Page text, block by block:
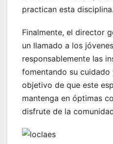
practican esta disciplina.
Finalmente, el director
un llamado a los
responsablemente las
fomentando su
objetivo de que este
mantenga en óptimas
disfrute de la